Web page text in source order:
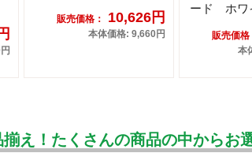
販売価格： 10,626円
本体価格: 9,660円
ード ホワ
販売価格
本
え！たくさんの商品の中からお